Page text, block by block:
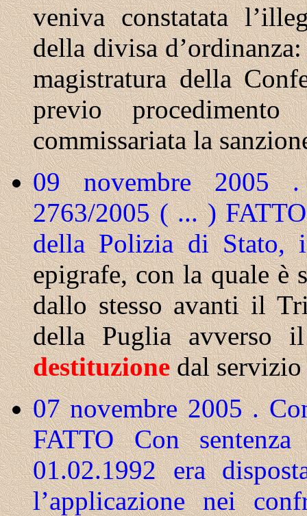
veniva constatata
della divisa
magistratura della
previo procedimento
commissariata la
09 novembre 2005
2763/2005 ( ... )
della Polizia di Stato,
epigrafe, con la quale è
dallo stesso avanti il
della Puglia avverso
destituzionedal servizio
07 novembre 2005 .
FATTOCon
01.02.1992 era
l’applicazione nei